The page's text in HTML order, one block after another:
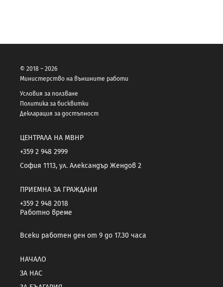
© 2018 – 2026
Министерство на външните работи
Условия за ползване
Политика за бисквитки
Декларация за достъпност
ЦЕНТРАЛА НА МВНР
+359 2 948 2999
София 1113, ул. Александър Жендов 2
ПРИЕМНА ЗА ГРАЖДАНИ
+359 2 948 2018
Работно време
Всеки работен ден от 9 до 17.30 часа
НАЧАЛО
ЗА НАС